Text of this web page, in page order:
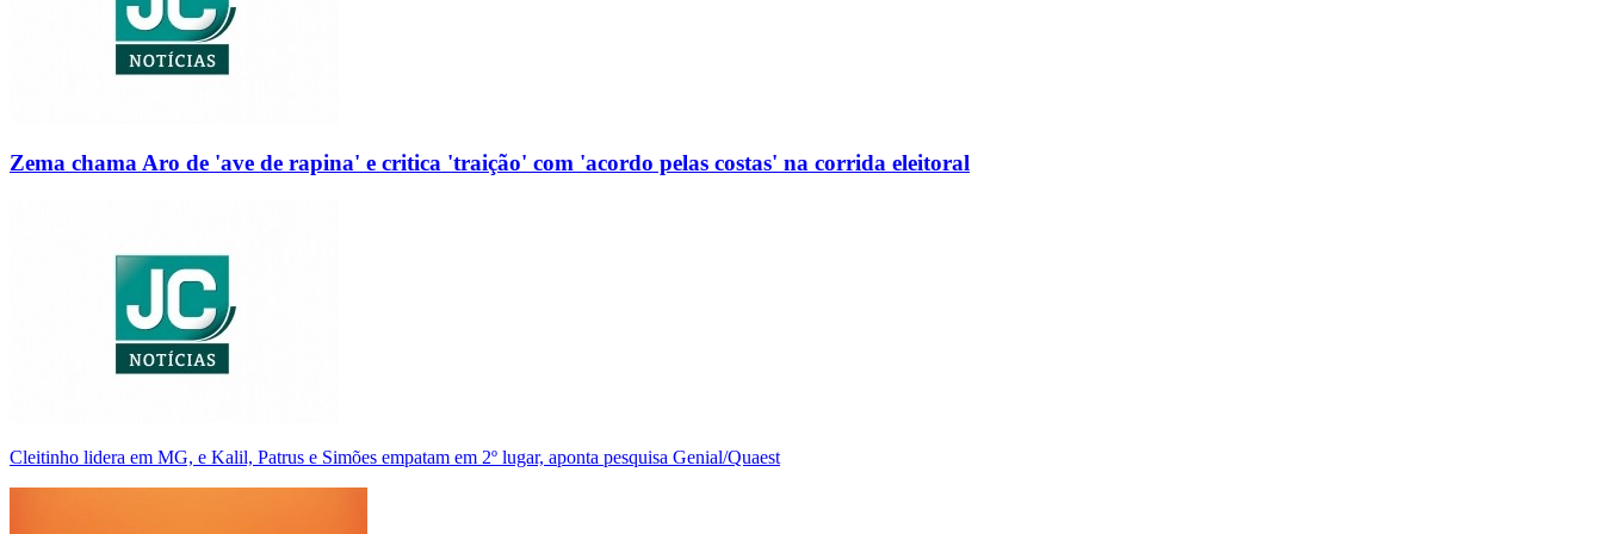
Zema chama Aro de 'ave de rapina' e critica 'traição' com 'acordo pelas costas' na corrida eleitoral
Cleitinho lidera em MG, e Kalil, Patrus e Simões empatam em 2º lugar, aponta pesquisa Genial/Quaest